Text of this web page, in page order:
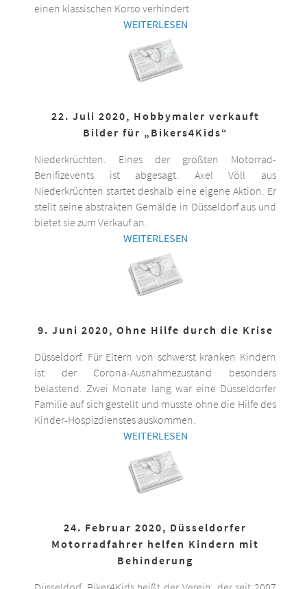
einen klassischen Korso verhindert.
WEITERLESEN
22. Juli 2020, Hobbymaler verkauft
Bilder für „Bikers4Kids“
Niederkrüchten. Eines der größten Motorrad-
Benifizevents ist abgesagt. Axel Völl aus
Niederkrüchten startet deshalb eine eigene Aktion. Er
stellt seine abstrakten Gemälde in Düsseldorf aus und
bietet sie zum Verkauf an.
WEITERLESEN
9. Juni 2020, Ohne Hilfe durch die Krise
Düsseldorf. Für Eltern von schwerst kranken Kindern
ist der Corona-Ausnahmezustand besonders
belastend. Zwei Monate lang war eine Düsseldorfer
Familie auf sich gestellt und musste ohne die Hilfe des
Kinder-Hospizdienstes auskommen.
WEITERLESEN
24. Februar 2020, Düsseldorfer
Motorradfahrer helfen Kindern mit
Behinderung